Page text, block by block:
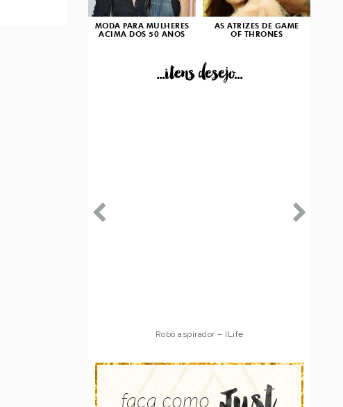
MODA PARA MULHERES
ACIMA DOS 50 ANOS
AS ATRIZES DE GAME
OF THRONES
...itens desejo...
Robô aspirador – ILife